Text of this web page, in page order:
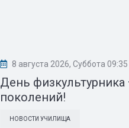
8 августа 2026, Суббота 09:35
День
поколений!
НОВОСТИ УЧИЛИЩА